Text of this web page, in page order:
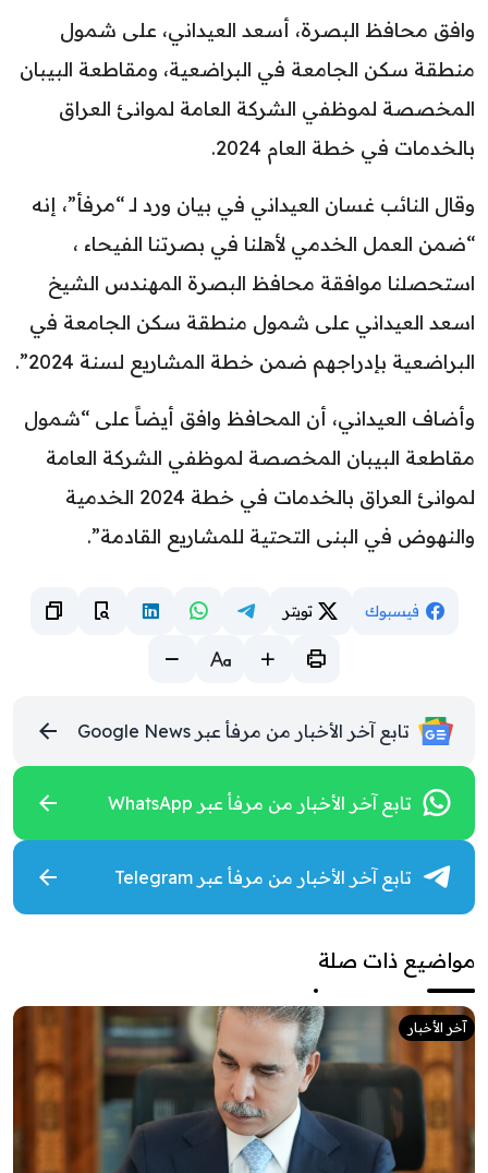
وافق محافظ البصرة، أسعد العيداني، على شمول
منطقة سكن الجامعة في البراضعية، ومقاطعة البيبان
المخصصة لموظفي الشركة العامة لموانئ العراق
بالخدمات في خطة العام 2024.
وقال النائب غسان العيداني في بيان ورد لـ “مرفأ”، إنه
“ضمن العمل الخدمي لأهلنا في بصرتنا الفيحاء ،
استحصلنا موافقة محافظ البصرة المهندس الشيخ
اسعد العيداني على شمول منطقة سكن الجامعة في
البراضعية بإدراجهم ضمن خطة المشاريع لسنة 2024”.
وأضاف العيداني، أن المحافظ وافق أيضاً على “شمول
مقاطعة البيبان المخصصة لموظفي الشركة العامة
لموانئ العراق بالخدمات في خطة 2024 الخدمية
والنهوض في البنى التحتية للمشاريع القادمة”.
فيسبوك تويتر
تابع آخر الأخبار من مرفأ عبر Google News
تابع آخر الأخبار من مرفأ عبر WhatsApp
تابع آخر الأخبار من مرفأ عبر Telegram
مواضيع ذات صلة
آخر الأخبار